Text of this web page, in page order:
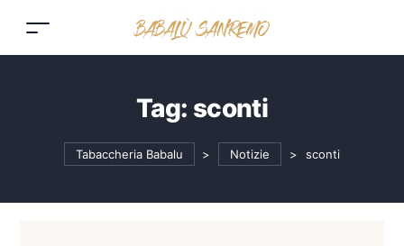
Tag: sconti
Tabaccheria Babalu > Notizie > sconti